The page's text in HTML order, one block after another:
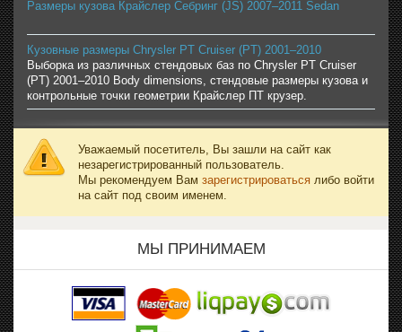
Размеры кузова Крайслер Себринг (JS) 2007–2011 Sedan
Кузовные размеры Chrysler PT Cruiser (PT) 2001–2010
Выборка из различных стендовых баз по Chrysler PT Cruiser
(PT) 2001–2010 Body dimensions, стендовые размеры кузова и
контрольные точки геометрии Крайслер ПТ крузер.
Уважаемый посетитель, Вы зашли на сайт как
незарегистрированный пользователь.
Мы рекомендуем Вам зарегистрироваться либо войти
на сайт под своим именем.
МЫ ПРИНИМАЕМ